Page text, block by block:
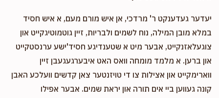
יעדער געדענקט ר' מרדכי, אן איש מורם מעם, א איש חסיד
במלא מובן המילה, נוח לשמים ולבריות, זיין גוטמוטיגקייט און
צוגעלאזנקייט, אבער מיט א שטענדיגע חסיד'ישע ערנסטקייט
און ברען. א מלמד מומחה וואס האט איבערגעגעבן זיין
ווארימקייט און אצילות צו די טויזנטער צאן קדשים וועלכע האבן
קונה געווען ביי אים תורה און יראת שמים. אבער אפילו